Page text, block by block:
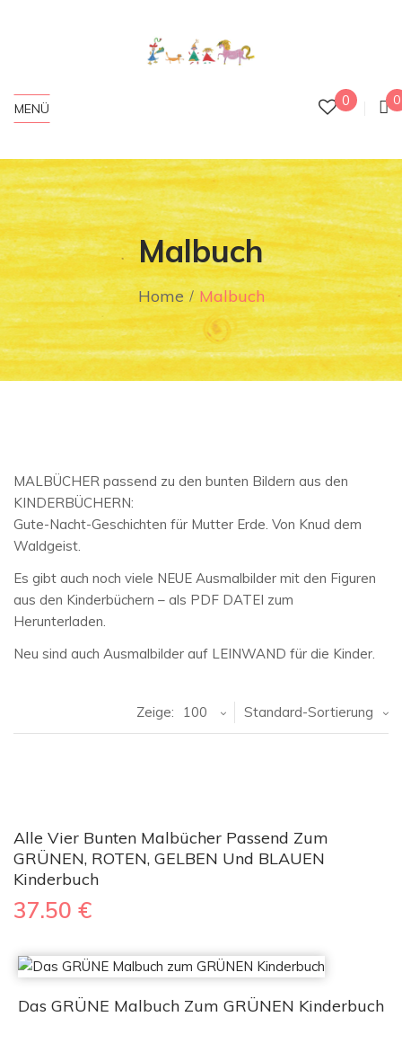
MENÜ 0 0
Malbuch
Home Malbuch
MALBÜCHER passend zu den bunten Bildern aus den
KINDERBÜCHERN:
Gute-Nacht-Geschichten für Mutter Erde. Von Knud dem
Waldgeist.
Es gibt auch noch viele NEUE Ausmalbilder mit den Figuren
aus den Kinderbüchern – als PDF DATEI zum
Herunterladen.
Neu sind auch Ausmalbilder auf LEINWAND für die Kinder.
Standard-Sortierung
Zeige: 100
Alle Vier Bunten Malbücher Passend Zum
GRÜNEN, ROTEN, GELBEN Und BLAUEN
Kinderbuch
37.50 €
Das GRÜNE Malbuch Zum GRÜNEN Kinderbuch